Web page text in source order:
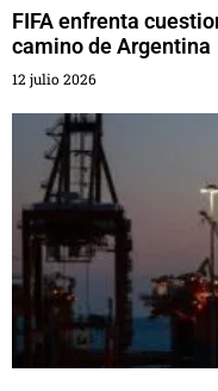
FIFA enfrenta
camino de Argentina
12 julio 2026